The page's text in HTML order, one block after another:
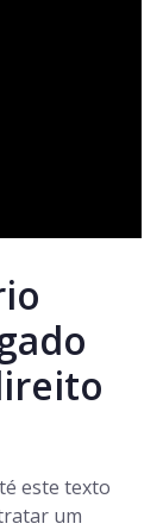
este texto
um